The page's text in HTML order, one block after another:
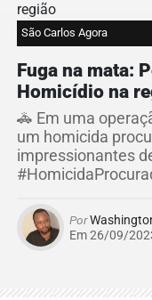
São Carlos Agora
Fuga na mata:
Homicídio na
🚓 Em uma
um homicida
impressionantes
Por
Em 26/09/